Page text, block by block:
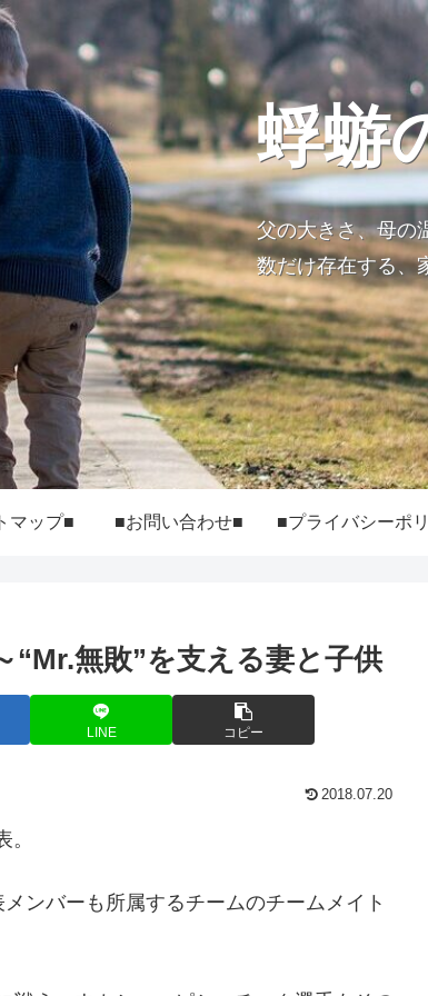
蜉蝣
父の大きさ、母の
数だけ存在する、
マップ■ ■お問い合わせ■
“Mr.無敗”を支える妻と子供
LINE コピー
2018.07.20
ンバーも所属するチームのチームメイト